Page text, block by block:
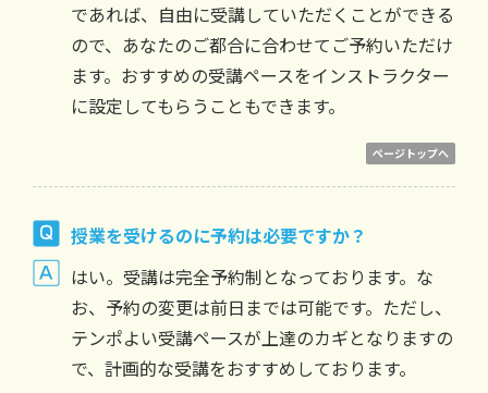
であれば、自由に受講していただくことができる
ので、あなたのご都合に合わせてご予約いただけ
ます。おすすめの受講ペースをインストラクター
に設定してもらうこともできます。
ページトップへ
授業を受けるのに予約は必要ですか？
はい。受講は完全予約制となっております。な
お、予約の変更は前日までは可能です。ただし、
テンポよい受講ペースが上達のカギとなりますの
で、計画的な受講をおすすめしております。